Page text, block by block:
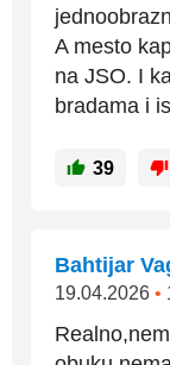
A mesto
na JSO. I
bradama i
39
Bahtijar
19.04.2026 •